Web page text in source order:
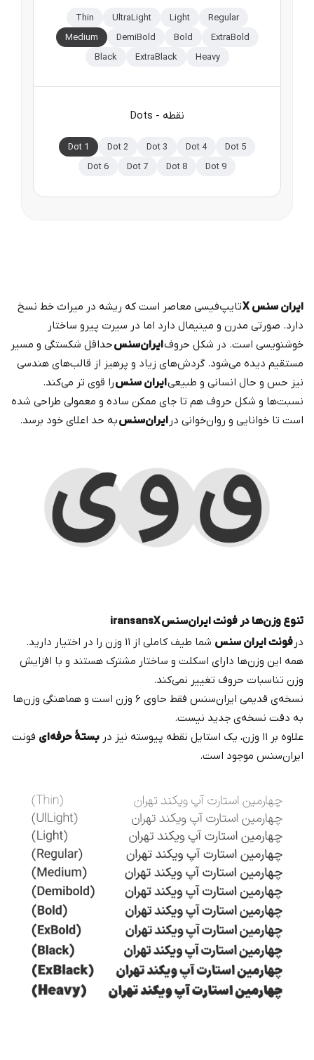
Thin UltraLight Light
Regular
Medium
DemiBold Bold
ExtraBold
Black
ExtraBlack Heavy
Dots - نقطه
Dot 1 Dot 2 Dot 3 Dot 4
Dot 5
Dot 6
Dot 7 Dot 8 Dot 9
ایران سنس X
تایپ‌فیسی معاصر است که ریشه در میراث خط نسخ
دارد. صورتی مدرن و مینیمال دارد اما در سیرت پیرو ساختار
خوشنویسی است. در شکل حروفایران‌سنسحداقل شکستگی و مسیر
مستقیم دیده می‌شود. گردش‌های زیاد و پرهیز از قالب‌های هندسی
نیز حس و حال انسانی و طبیعیایران ‌سنسرا قوی ‌تر می‌کند.
نسبت‌ها و شکل حروف هم تا جای ممکن ساده و معمولی طراحی شده
است تا خوانایی و روان‌خوانی در ایران‌سنسبه حد اعلای خود برسد.
تنوع وزن‌ها در فونت ایران‌سنسiransansX
در فونت ایران سنس
شما طیف کاملی از ۱۱ وزن را در اختیار دارید.
همه این وزن‌ها دارای اسکلت و ساختار مشترک هستند و با افزایش
وزن تناسبات حروف تغییر نمی‌کند.
نسخه‌‌ی قدیمی ایران‌سنس فقط حاوی ۶ وزن است و هماهنگی وزن‌ها
به دقت نسخه‌ی جدید نیست.
علاوه بر ۱۱ وزن، یک استایل نقطه پیوسته نیز در
بستهٔ حرفه‌ای فونت
ایران‌سنس موجود است.